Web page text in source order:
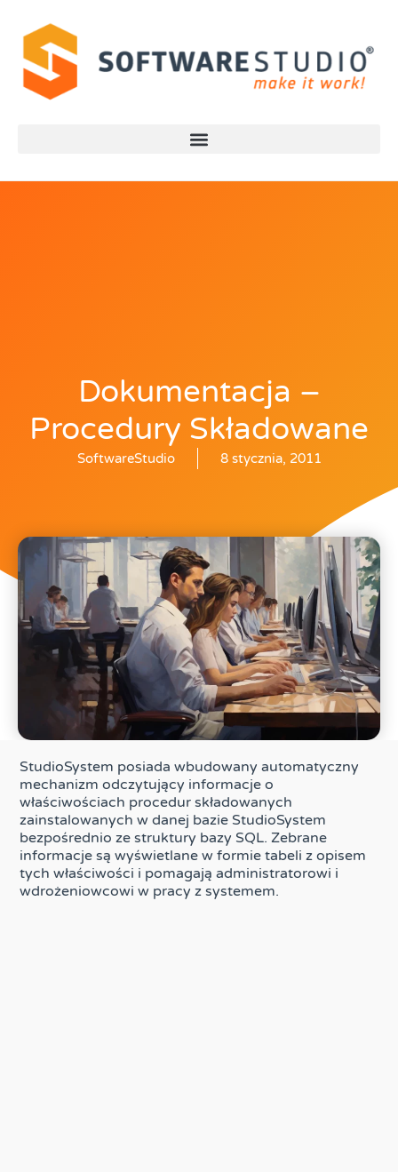
Dokumentacja –
Procedury Składowane
SoftwareStudio 8 stycznia, 2011
StudioSystem posiada wbudowany automatyczny
mechanizm odczytujący informacje o
właściwościach procedur składowanych
zainstalowanych w danej bazie StudioSystem
bezpośrednio ze struktury bazy SQL. Zebrane
informacje są wyświetlane w formie tabeli z opisem
tych właściwości i pomagają administratorowi i
wdrożeniowcowi w pracy z systemem.